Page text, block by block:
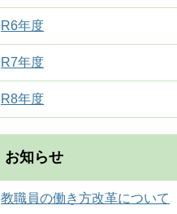
R6年度
R7年度
R8年度
お知らせ
教職員の働き方改革について